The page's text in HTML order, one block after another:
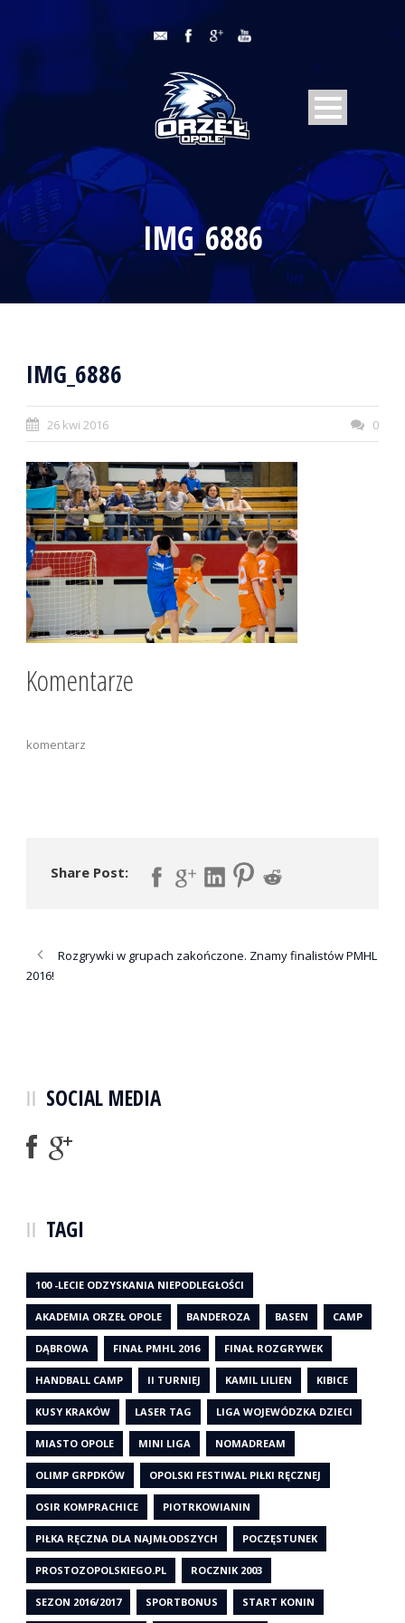
IMG_6886
IMG_6886
26 kwi 2016 0
Komentarze
komentarz
Share Post:
Rozgrywki w grupach zakończone. Znamy finalistów PMHL
2016!
SOCIAL MEDIA
TAGI
100 -LECIE ODZYSKANIA NIEPODLEGŁOŚCI
AKADEMIA ORZEŁ OPOLE BANDEROZA BASEN CAMP
DĄBROWA FINAŁ PMHL 2016 FINAŁ ROZGRYWEK
HANDBALL CAMP II TURNIEJ KAMIL LILIEN KIBICE
KUSY KRAKÓW LASER TAG LIGA WOJEWÓDZKA DZIECI
MIASTO OPOLE MINI LIGA NOMADREAM
OLIMP GRPDKÓW OPOLSKI FESTIWAL PIŁKI RĘCZNEJ
OSIR KOMPRACHICE PIOTRKOWIANIN
PIŁKA RĘCZNA DLA NAJMŁODSZYCH POCZĘSTUNEK
PROSTOZOPOLSKIEGO.PL ROCZNIK 2003
SEZON 2016/2017 SPORTBONUS START KONIN